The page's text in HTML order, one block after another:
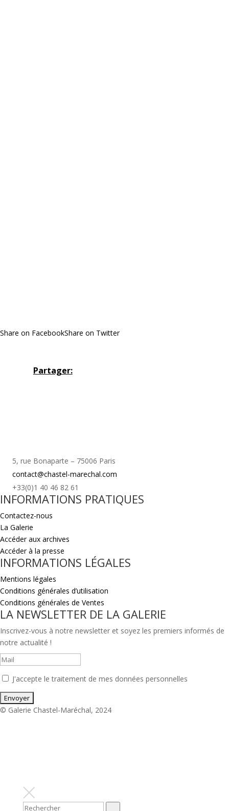
Share on FacebookShare on Twitter
Partager:
5, rue Bonaparte – 75006 Paris
contact@chastel-marechal.com
+33(0)1 40 46 82 61
INFORMATIONS PRATIQUES
Contactez-nous
La Galerie
Accéder aux archives
Accéder à la presse
INFORMATIONS LÉGALES
Mentions légales
Conditions générales d’utilisation
Conditions générales de Ventes
LA NEWSLETTER DE LA GALERIE
Inscrivez-vous à notre newsletter et soyez les premiers informés de
notre actualité !
J'accepte le traitement de mes données personnelles
© Galerie Chastel-Maréchal, 2024